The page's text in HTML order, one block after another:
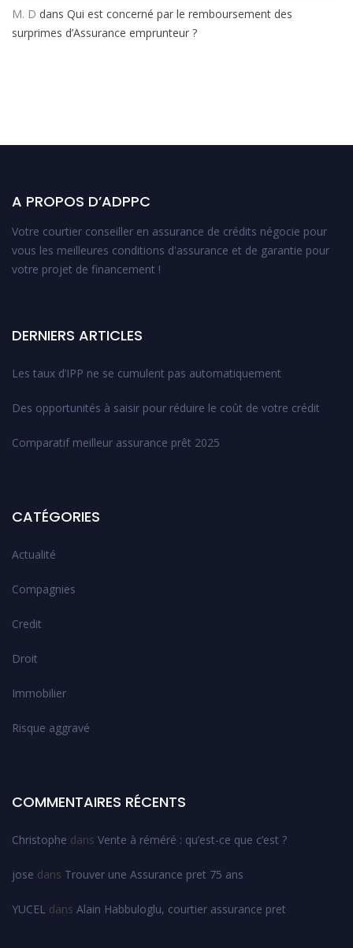
M. D dans Qui est concerné par le remboursement des
surprimes d’Assurance emprunteur ?
A PROPOS D’ADPPC
Votre courtier conseiller en assurance de crédits négocie pour
vous les meilleures conditions d'assurance et de garantie pour
votre projet de financement !
DERNIERS ARTICLES
Les taux d’IPP ne se cumulent pas automatiquement
Des opportunités à saisir pour réduire le coût de votre crédit
Comparatif meilleur assurance prêt 2025
CATÉGORIES
Actualité
Compagnies
Credit
Droit
Immobilier
Risque aggravé
COMMENTAIRES RÉCENTS
Christophe dans Vente à réméré : qu’est-ce que c’est ?
jose dans Trouver une Assurance pret 75 ans
YUCEL dans Alain Habbuloglu, courtier assurance pret